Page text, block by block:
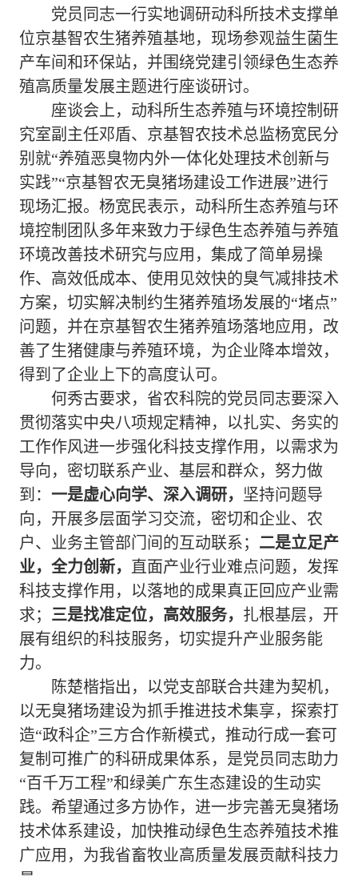
党员同志一行实地调研动科所技术支撑单
位京基智农生猪养殖基地，现场参观益生菌生
产车间和环保站， 并围绕党建引领绿色生态养
殖高质量发展主题进行座谈研讨。
座谈会上，动科所生态养殖与环境控制研
究室副主任邓盾、 京基智农技术总监杨宽民分
别就“养殖恶臭物内外一体化处理技术创新与
实践”“京基智农无臭猪场建设工作进展”进行
现场汇报。杨宽民表示， 动科所生态养殖与环
境控制团队多年来致力于绿色生态养殖与养殖
环境改善技术研究与应用，集成了简单易操
作、高效低成本、使用见效快的臭气减排技术
方案，切实解决制约生猪养殖场发展的“堵点”
问题， 并在京基智农生猪养殖场落地应用，改
善了生猪健康与养殖环境，为企业降本增效，
得到了企业 上下的高度认可。
何秀古要求， 省农科院的党员同志要深入
贯彻落实中央八项规定精神，以扎实、务实的
工作作风进一步强化科技支撑作用，以需求为
导向，密切联系产业、基层和群众，努力做
到： 一是虚心向学、深入调研， 坚持问题导
向， 开展多层面学习交流， 密切和企业、农
户、业务主管部门间的互动联系； 二是立足产
业，全力创新， 直面产业行业难点问题，发挥
科技支撑作用，以落地的成果真正回应产业需
求； 三是找准定位， 高效服务， 扎根基层，开
展有组织的科技服务，切实提升产业服务能
力。
陈楚楷指出 ， 以党支部联合共建为契机，
以无臭猪场建设为抓手推进技术集享，探索打
造“政科企”三方合作新模式，推动行成一套可
复制可推广的科研成果体系， 是党员同志助力
“百千万工程”和绿美广东生态建设的生动实
践。 希望通过多方协作，进一步完善无臭猪场
技术体系建设，加快推动绿色生态养殖技术推
广应用，为我省畜牧业高质量发展贡献科技力